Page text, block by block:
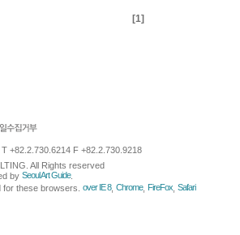
[1]
+82.2.730.6214 F +82.2.730.9218
All Rights reserved
by Seoul Art Guide.
these browsers. over IE 8, Chrome, FireFox Safari